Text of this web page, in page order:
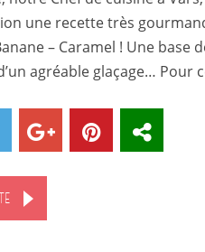
une recette très
– Caramel ! Une base
agréable glaçage… Pour